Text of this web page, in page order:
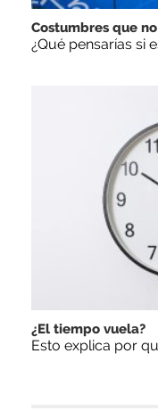
Costumbres que
¿Qué pensarías si
¿El tiempo vuela?
Esto explica por